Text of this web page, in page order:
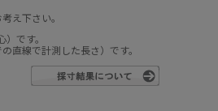
え下さい。
です。
直線で計測した長さ）です。